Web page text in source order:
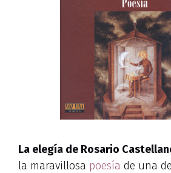
La elegía de Rosario
la maravillosa poesía de una